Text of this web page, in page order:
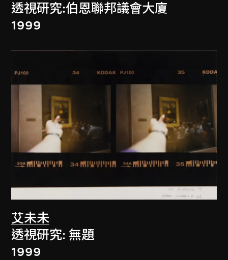
透視研究:伯恩聯邦議會大廈
1999
艾未未
透視研究: 無題
1999